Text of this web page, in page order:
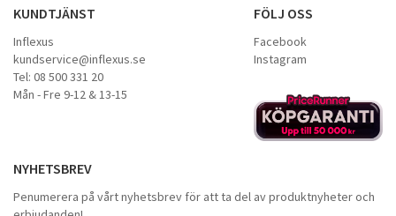
KUNDTJÄNST
Inflexus
kundservice@inflexus.se
Tel: 08 500 331 20
Mån - Fre 9-12 & 13-15
FÖLJ OSS
Facebook
Instagram
NYHETSBREV
Penumerera på vårt nyhetsbrev för att ta del av produktnyheter och